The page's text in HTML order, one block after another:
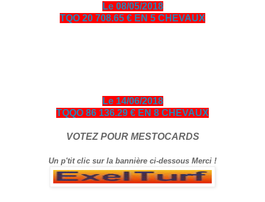
Le 08/05/2018
TQO 20 708.65 € EN 5 CHEVAUX
Le 14/06/2018
TQQO 86 136.29 € EN 8 CHEVAUX
VOTEZ POUR MESTOCARDS
Un p'tit clic sur la bannière ci-dessous Merci !